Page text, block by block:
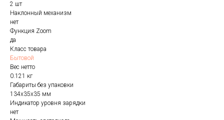
2 шт
Наклонный механизм
нет
Функция Zoom
да
Класс товара
Бытовой
Вес нетто
0.121 кг
Габариты без упаковки
134x35x35 мм
Индикатор уровня зарядки
нет